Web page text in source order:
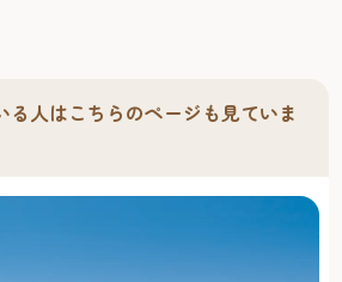
る人はこちらのページも見ていま